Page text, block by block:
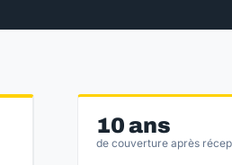
10 ans
de couverture après